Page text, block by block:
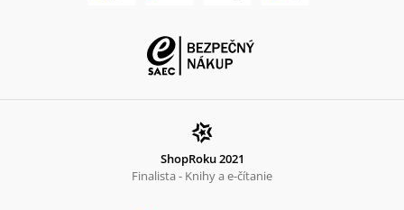
ShopRoku 2021
Finalista - Knihy a e-čítanie